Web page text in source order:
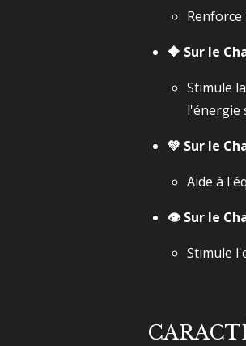
🔶 Sur le
Stimule
l'énergie
💚 Sur le
Aide à
👁️ Sur le
Stimule